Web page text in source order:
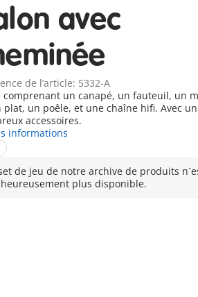
avec
de l’article: 5332-A
comprenant un canapé, un fauteuil, un
un poêle, et une chaîne hifi. Avec un personnage et de
accessoires.
informations
de jeu de notre archive de produits
plus disponible.